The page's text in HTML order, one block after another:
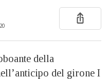
della
del girone I